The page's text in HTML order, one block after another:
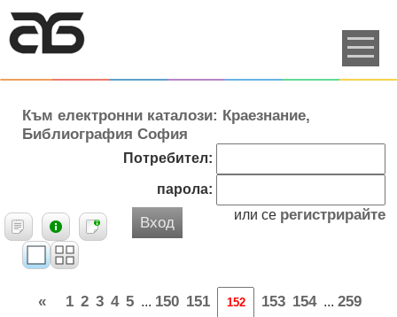
Към електронни каталози: Краезнание,
Библиография София
Потребител:
парола:
Вход или се регистрирайте
« 1 2 3 4 5 ... 150 151 153 154 ... 259